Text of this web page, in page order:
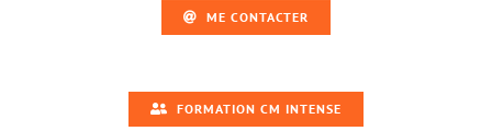
ME CONTACTER
FORMATION CM INTENSE